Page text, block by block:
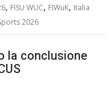
, FISU WUC, FIWuK, Italia
2026
la conclusione